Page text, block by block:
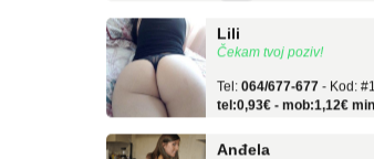
Čekam tvoj poziv!
064/677-677
tel:0,93€ - mob:1,12€ min
Čekam tvoj poziv!